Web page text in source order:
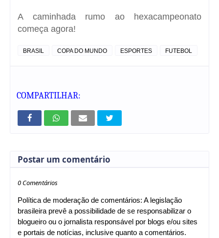
A caminhada rumo ao hexacampeonato
começa agora!
BRASIL COPA DO MUNDO ESPORTES FUTEBOL
COMPARTILHAR:
Postar um comentário
0 Comentários
Política de moderação de comentários: A legislação
brasileira prevê a possibilidade de se responsabilizar o
blogueiro ou o jornalista responsável por blogs e/ou sites
e portais de notícias, inclusive quanto a comentários.